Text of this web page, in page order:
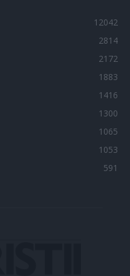
12042
2814
2172
1883
1416
1300
1065
1053
591